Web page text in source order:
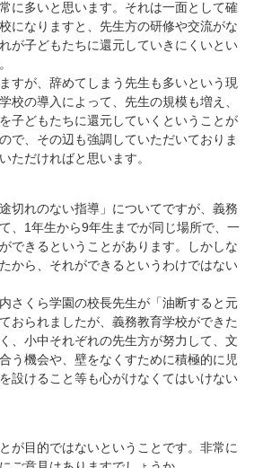
に多いと思います。それは一面として確
になりますと、先生方の研修や交流がな
が子どもたちに還元していきにくいとい
すが、辞めてしまう先生も多いという現
校の導入によって、先生の規模も増え、
子どもたちに還元していくということが
で、その辺も強調していただいておりま
ただければと思います。
切れのない指導」についてですが、義務
、1年生から9年生までが同じ場所で、一
できるということがあります。しかしな
から、それができるというわけではない
さくら学園の校長先生が「油断すると元
おられましたが、義務教育学校ができた
、小中それぞれの先生方が努力して、文
う機会や、壁をなくすために積極的に児
設けること等も心がけなくてはいけない
が目的ではないということです。非常に